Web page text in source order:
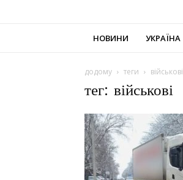
НОВИНИ УКРАЇНА
додому теги військові
тег: військові